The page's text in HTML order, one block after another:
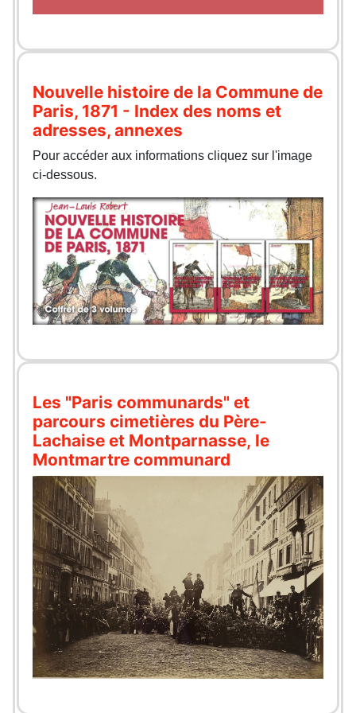
Nouvelle histoire de la Commune de
Paris, 1871 - Index des noms et
adresses, annexes
Pour accéder aux informations cliquez sur l'image
ci-dessous.
Les "Paris communards" et
parcours cimetières du Père-
Lachaise et Montparnasse, le
Montmartre communard